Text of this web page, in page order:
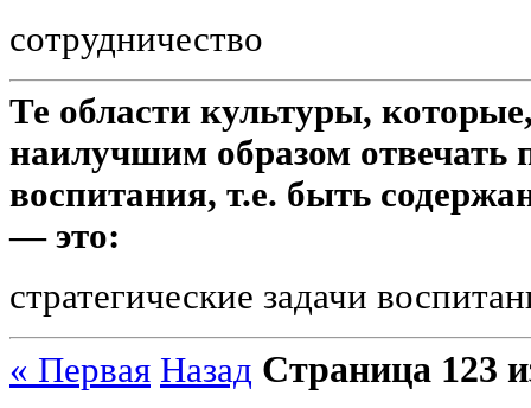
сотрудничество
Те области культуры,
наилучшим образом отвечать
воспитания, т.е. быть
— это:
стратегические задачи
« Первая Назад Страница 123